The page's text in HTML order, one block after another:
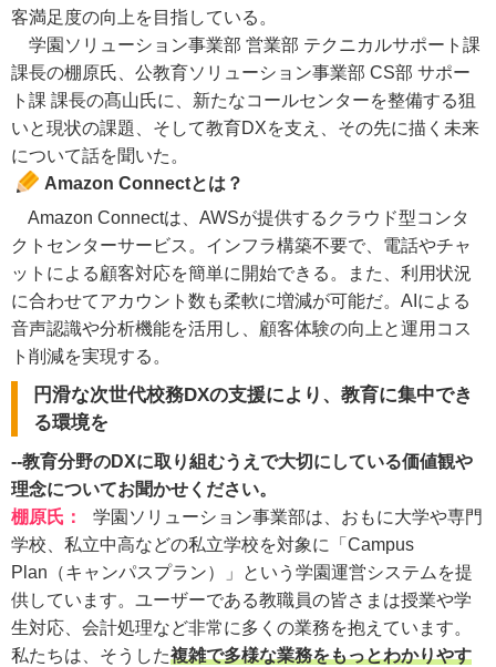
客満足度の向上を目指している。
学園ソリューション事業部 営業部 テクニカルサポート課
課長の棚原氏、公教育ソリューション事業部 CS部 サポー
ト課 課長の髙山氏に、新たなコールセンターを整備する狙
いと現状の課題、そして教育DXを支え、その先に描く未来
について話を聞いた。
Amazon Connectとは？
Amazon Connectは、AWSが提供するクラウド型コンタ
クトセンターサービス。インフラ構築不要で、電話やチャ
ットによる顧客対応を簡単に開始できる。また、利用状況
に合わせてアカウント数も柔軟に増減が可能だ。AIによる
音声認識や分析機能を活用し、顧客体験の向上と運用コス
ト削減を実現する。
円滑な次世代校務DXの支援により、教育に集中でき
る環境を
--教育分野のDXに取り組むうえで大切にしている価値観や
理念についてお聞かせください。
棚原氏 ：
学園ソリューション事業部は、おもに大学や専門
学校、私立中高などの私立学校を対象に「Campus
Plan（キャンパスプラン）」という学園運営システムを提
供しています。ユーザーである教職員の皆さまは授業や学
生対応、会計処理など非常に多くの業務を抱えています。
私たちは、そうした複雑で多様な業務をもっとわかりやす